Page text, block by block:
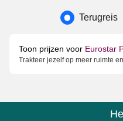
Soort reisTerugreis
Toon prijzen voor Eurostar
Trakteer jezelf op meer ruimte